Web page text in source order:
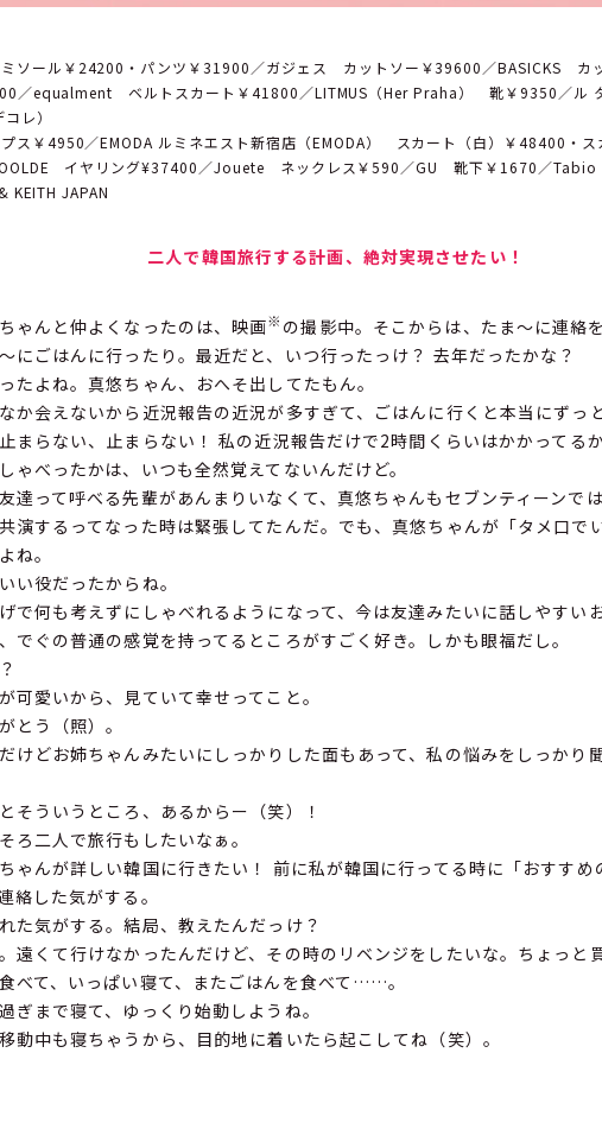
ミソール￥24200・パンツ￥31900／ガジェス カットソー￥39600／BASICKS カ
／equalment ベルトスカート￥41800／LITMUS（Her Praha） 靴￥9350／ル
レ）
プス￥4950／EMODA ルミネエスト新宿店（EMODA） スカート（白）￥48400・
イヤリング¥37400／Jouete ネックレス￥590／GU 靴下￥1670／
KEITH JAPAN
二人で韓国旅行する計画、絶対実現させたい！
ゃんと仲よくなったのは、映画※ の撮影中。そこからは、たま〜に連絡
にごはんに行ったり。最近だと、いつ行ったっけ？ 去年だったかな？
たよね。真悠ちゃん、おへそ出してたもん。
か会えないから近況報告の近況が多すぎて、ごはんに行くと本当にずっ
まらない、止まらない！ 私の近況報告だけで2時間くらいはかかってる
ゃべったかは、いつも全然覚えてないんだけど。
達って呼べる先輩があんまりいなくて、真悠ちゃんもセブンティーンで
演するってなった時は緊張してたんだ。でも、真悠ちゃんが「タメ口で
ね。
い役だったからね。
で何も考えずにしゃべれるようになって、今は友達みたいに話しやすい
でぐの普通の感覚を持ってるところがすごく好き。しかも眼福だし。
可愛いから、見ていて幸せってこと。
とう（照）。
けどお姉ちゃんみたいにしっかりした面もあって、私の悩みをしっかり
そういうところ、あるからー（笑）！
ろ二人で旅行もしたいなぁ。
ゃんが詳しい韓国に行きたい！ 前に私が韓国に行ってる時に「おすすめ
絡した気がする。
た気がする。結局、教えたんだっけ？
遠くて行けなかったんだけど、その時のリベンジをしたいな。ちょっと
べて、いっぱい寝て、またごはんを食べて……。
ぎまで寝て、ゆっくり始動しようね。
動中も寝ちゃうから、目的地に着いたら起こしてね（笑）。